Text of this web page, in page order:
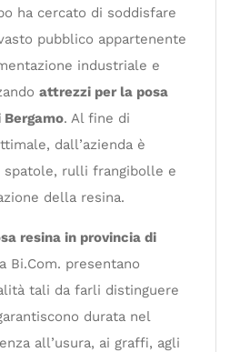
ha cercato di soddisfare
pubblico appartenente
industriale e
attrezzi per la posa
. Al fine di
dall’azienda è
spatole, rulli frangibolle e
della resina.
resina in provincia di
Bi.Com. presentano
tali da farli distinguere
durata nel
all’usura, ai graffi, agli